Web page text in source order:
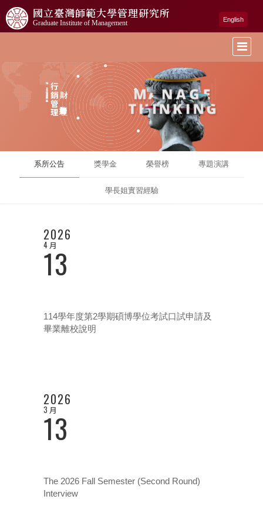
國立臺灣師範大學管理研究所
Graduate Institute of Management English
培育全方位管理專才的搖籃行銷管理財務管理
系所公告 獎學金 榮譽榜 專題演講
學長姐實習經驗
2026
4 月
13
114學年度第2學期碩博學位考試口試申請及
畢業離校說明
2026
3 月
13
The 2026 Fall Semester (Second Round)
Interview